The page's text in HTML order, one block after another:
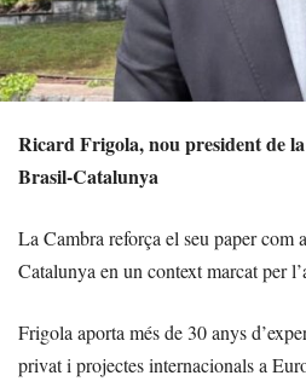
Ricard Frigola, nou president de
Brasil-Catalunya
La Cambra reforça el seu paper com
Catalunya en un context marcat per
Frigola aporta més de 30 anys
privat i projectes internacionals a